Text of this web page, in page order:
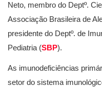
Neto, membro do Deptº.
Associação Brasileira de
presidente do Deptº. de
Pediatria (SBP).
As imunodeficiências
setor do sistema